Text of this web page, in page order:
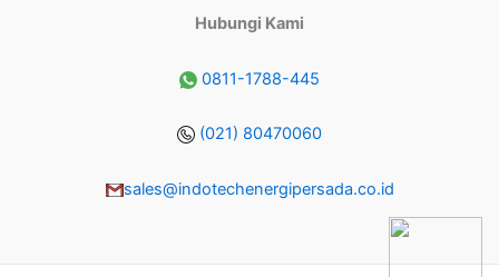
Hubungi Kami
0811-1788-445
(021) 80470060
sales@indotechenergipersada.co.id